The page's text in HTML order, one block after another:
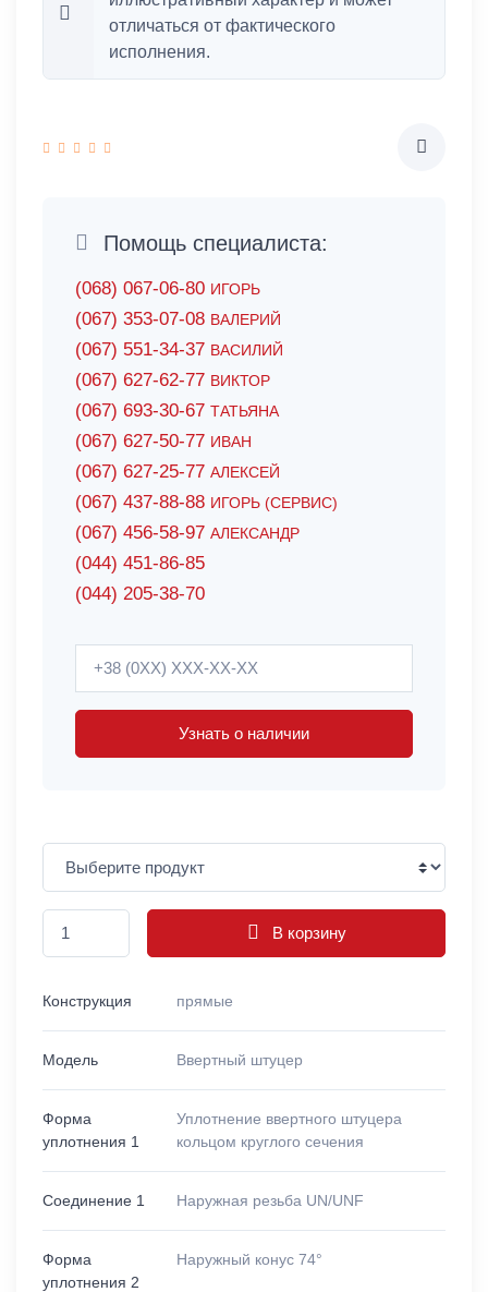
отличаться от фактического
исполнения.
Помощь специалиста:
(068) 067-06-80 ИГОРЬ
(067) 353-07-08 ВАЛЕРИЙ
(067) 551-34-37 ВАСИЛИЙ
(067) 627-62-77 ВИКТОР
(067) 693-30-67 ТАТЬЯНА
(067) 627-50-77 ИВАН
(067) 627-25-77 АЛЕКСЕЙ
(067) 437-88-88 ИГОРЬ (СЕРВИС)
(067) 456-58-97 АЛЕКСАНДР
(044) 451-86-85
(044) 205-38-70
Узнать о наличии
В корзину
Конструкция прямые
Модель Ввертный штуцер
Форма
уплотнения 1
Уплотнение ввертного штуцера
кольцом круглого сечения
Соединение 1 Наружная резьба UN/UNF
Форма
уплотнения 2
Наружный конус 74°